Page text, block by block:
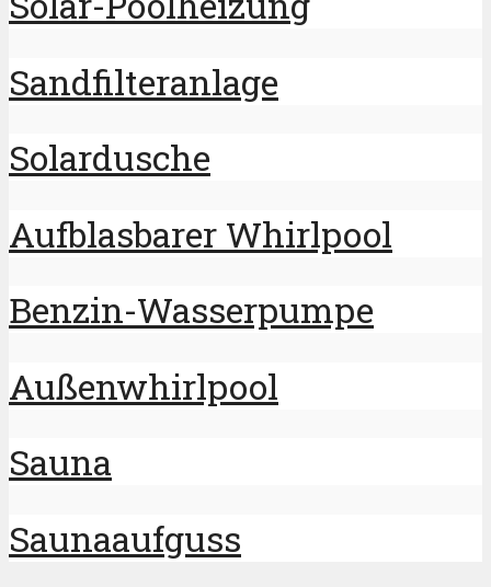
Sandfilteranlage
Solardusche
Aufblasbarer Whirlpool
Benzin-Wasserpumpe
Außenwhirlpool
Sauna
Saunaaufguss